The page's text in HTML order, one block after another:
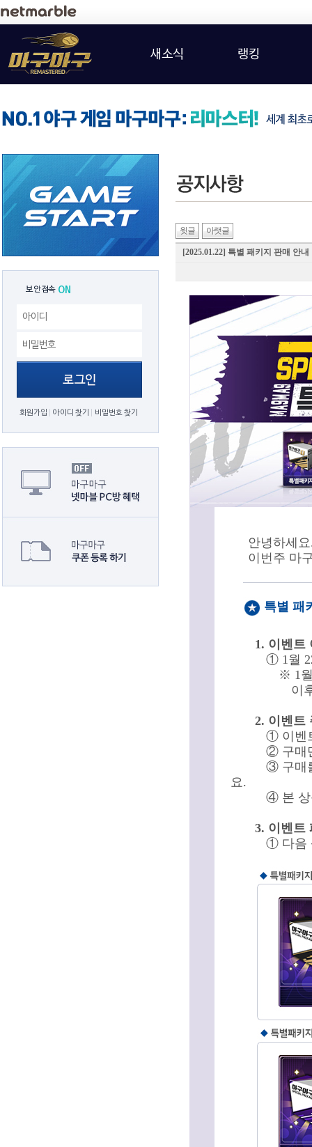
새소식 랭킹
보안접속 ON
회원가입 아이디 찾기 비밀번호 찾기
윗글 아랫글
[2025.01.22] 특별 패키지 판매 안내
안녕하세
이번주 마
특별 패
1. 이벤트
① 1월
※ 1
이
2. 이벤트
① 이벤
② 구매
③ 구매
요.
④ 본 상
3. 이벤트
① 다음